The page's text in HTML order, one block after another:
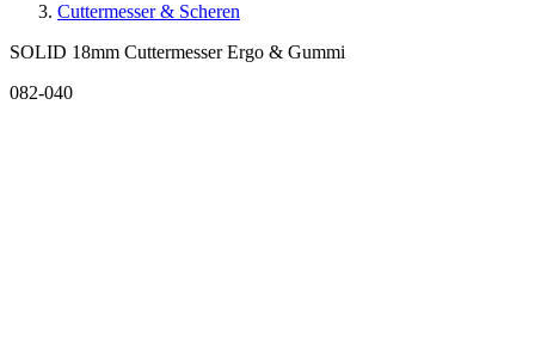
Cuttermesser & Scheren
SOLID 18mm Cuttermesser Ergo & Gummi
082-040